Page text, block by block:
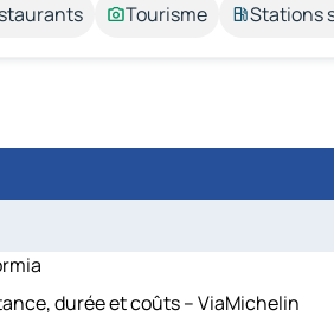
Tourisme Stations
durée et coûts – ViaMichelin